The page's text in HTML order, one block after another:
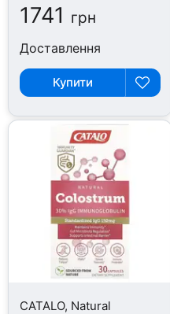
1741 грн
Доставлення
Купити
CATALO, Natural